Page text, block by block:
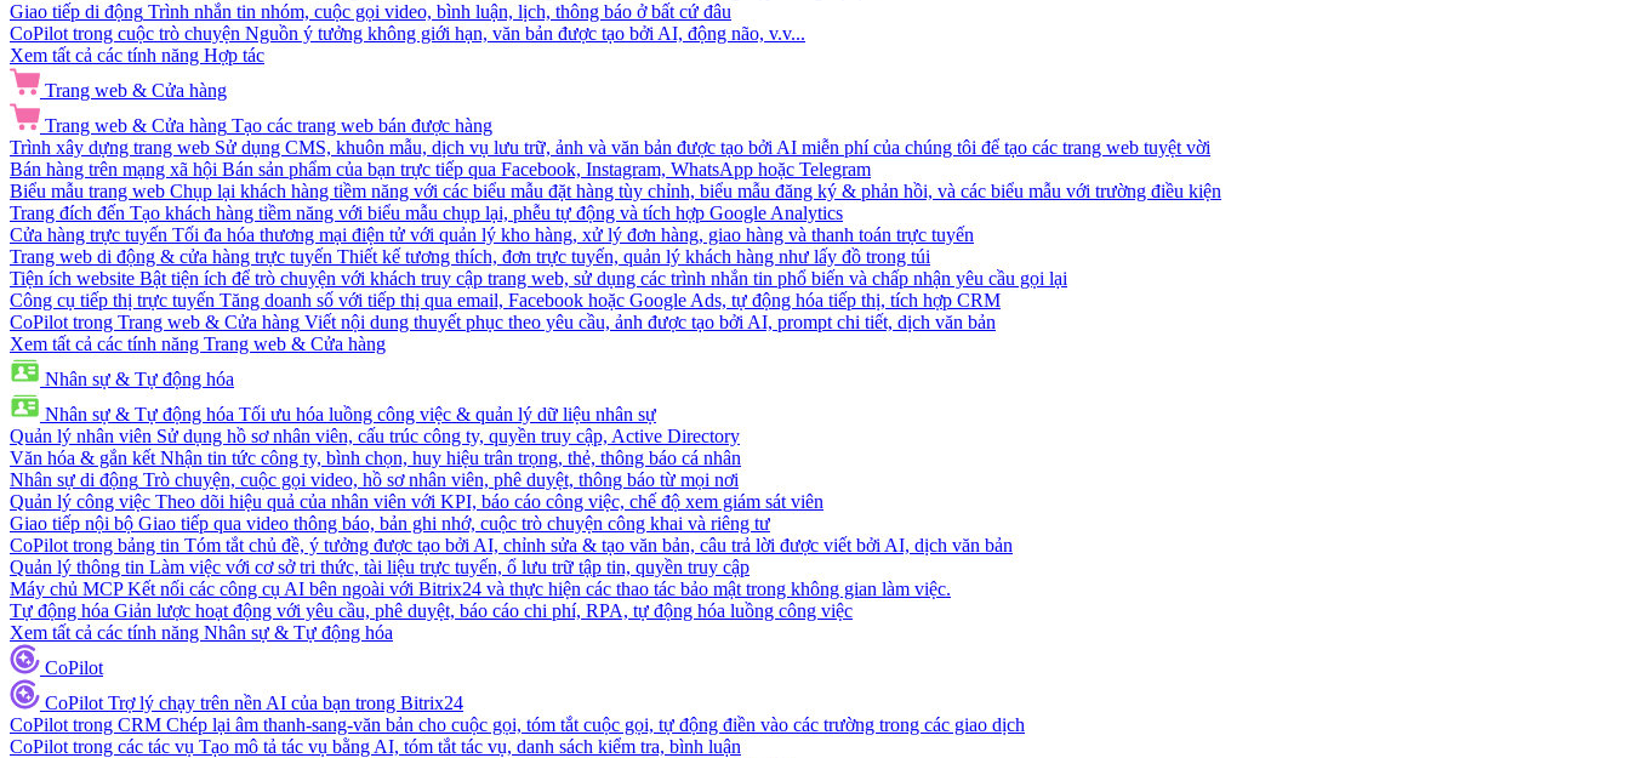
Giao tiếp di động Trình nhắn tin nhóm, cuộc gọi video, bình luận, lịch, thông báo ở bất cứ đâu
CoPilot trong cuộc trò chuyện Nguồn ý tưởng không giới hạn, văn bản được tạo bởi AI, động não, v.v...
Xem tất cả các tính năng Hợp tác
Trang web & Cửa hàng
Trang web & Cửa hàng Tạo các trang web bán được hàng
Trình xây dựng trang web Sử dụng CMS, khuôn mẫu, dịch vụ lưu trữ, ảnh và văn bản được tạo bởi AI miễn phí của chúng tôi để tạo các trang web tuyệt vời
Bán hàng trên mạng xã hội Bán sản phẩm của bạn trực tiếp qua Facebook, Instagram, WhatsApp hoặc Telegram
Biểu mẫu trang web Chụp lại khách hàng tiềm năng với các biểu mẫu đặt hàng tùy chỉnh, biểu mẫu đăng ký & phản hồi, và các biểu mẫu với trường điều kiện
Trang đích đến Tạo khách hàng tiềm năng với biểu mẫu chụp lại, phễu tự động và tích hợp Google Analytics
Cửa hàng trực tuyến Tối đa hóa thương mại điện tử với quản lý kho hàng, xử lý đơn hàng, giao hàng và thanh toán trực tuyến
Trang web di động & cửa hàng trực tuyến Thiết kế tương thích, đơn trực tuyến, quản lý khách hàng như lấy đồ trong túi
Tiện ích website Bật tiện ích để trò chuyện với khách truy cập trang web, sử dụng các trình nhắn tin phổ biến và chấp nhận yêu cầu gọi lại
Công cụ tiếp thị trực tuyến Tăng doanh số với tiếp thị qua email, Facebook hoặc Google Ads, tự động hóa tiếp thị, tích hợp CRM
CoPilot trong Trang web & Cửa hàng Viết nội dung thuyết phục theo yêu cầu, ảnh được tạo bởi AI, prompt chi tiết, dịch văn bản
Xem tất cả các tính năng Trang web & Cửa hàng
Nhân sự & Tự động hóa
Nhân sự & Tự động hóa Tối ưu hóa luồng công việc & quản lý dữ liệu nhân sự
Quản lý nhân viên Sử dụng hồ sơ nhân viên, cấu trúc công ty, quyền truy cập, Active Directory
Văn hóa & gắn kết Nhận tin tức công ty, bình chọn, huy hiệu trân trọng, thẻ, thông báo cá nhân
Nhân sự di động Trò chuyện, cuộc gọi video, hồ sơ nhân viên, phê duyệt, thông báo từ mọi nơi
Quản lý công việc Theo dõi hiệu quả của nhân viên với KPI, báo cáo công việc, chế độ xem giám sát viên
Giao tiếp nội bộ Giao tiếp qua video thông báo, bản ghi nhớ, cuộc trò chuyện công khai và riêng tư
CoPilot trong bảng tin Tóm tắt chủ đề, ý tưởng được tạo bởi AI, chỉnh sửa & tạo văn bản, câu trả lời được viết bởi AI, dịch văn bản
Quản lý thông tin Làm việc với cơ sở tri thức, tài liệu trực tuyến, ổ lưu trữ tập tin, quyền truy cập
Máy chủ MCP Kết nối các công cụ AI bên ngoài với Bitrix24 và thực hiện các thao tác bảo mật trong không gian làm việc.
Tự động hóa Giản lược hoạt động với yêu cầu, phê duyệt, báo cáo chi phí, RPA, tự động hóa luồng công việc
Xem tất cả các tính năng Nhân sự & Tự động hóa
CoPilot
CoPilot Trợ lý chạy trên nền AI của bạn trong Bitrix24
CoPilot trong CRM Chép lại âm thanh-sang-văn bản cho cuộc gọi, tóm tắt cuộc gọi, tự động điền vào các trường trong các giao dịch
CoPilot trong các tác vụ Tạo mô tả tác vụ bằng AI, tóm tắt tác vụ, danh sách kiểm tra, bình luận